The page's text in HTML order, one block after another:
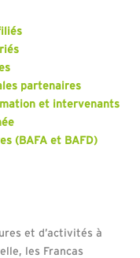
partenaires
et intervenants
(BAFA et BAFD)
et d’activités à
les Francas